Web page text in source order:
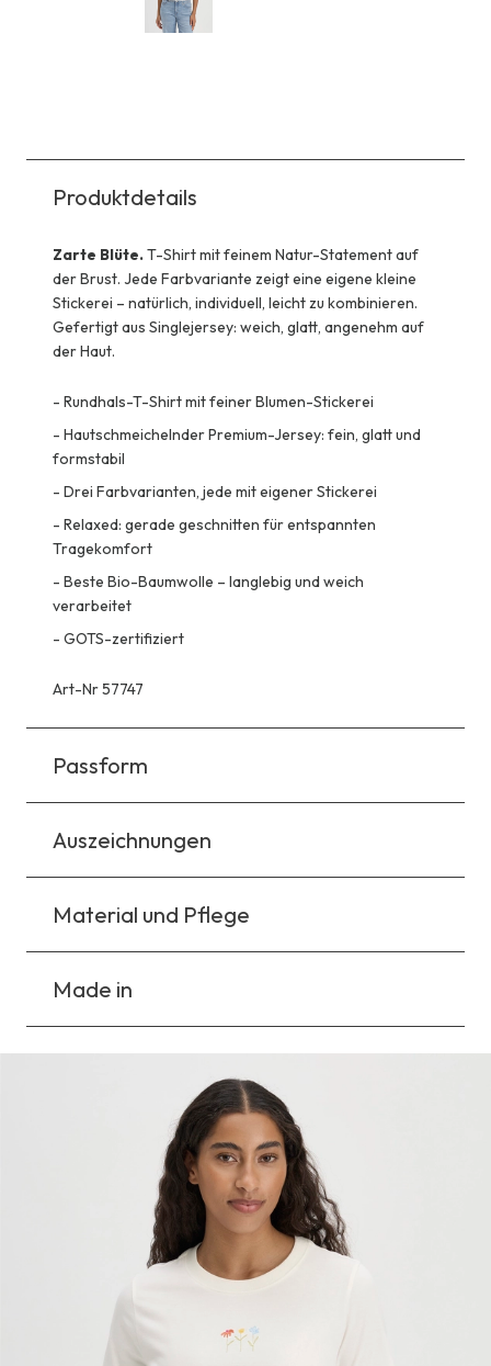
Produktdetails
Zarte Blüte.T-Shirt mit feinem Natur-Statement auf
der Brust. Jede Farbvariante zeigt eine eigene kleine
Stickerei – natürlich, individuell, leicht zu kombinieren.
Gefertigt aus Singlejersey: weich, glatt, angenehm auf
der Haut.
- Rundhals-T-Shirt mit feiner Blumen-Stickerei
- Hautschmeichelnder Premium-Jersey: fein, glatt und
formstabil
- Drei Farbvarianten, jede mit eigener Stickerei
- Relaxed: gerade geschnitten für entspannten
Tragekomfort
- Beste Bio-Baumwolle – langlebig und weich
verarbeitet
- GOTS-zertifiziert
Art-Nr 57747
Passform
Auszeichnungen
Material und Pflege
Made in